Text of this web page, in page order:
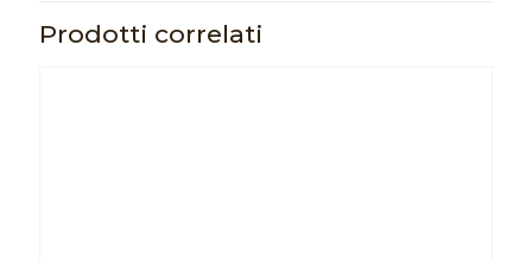
Prodotti correlati